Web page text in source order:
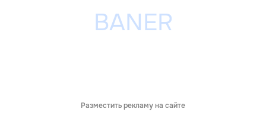
Разместить рекламу на сайте